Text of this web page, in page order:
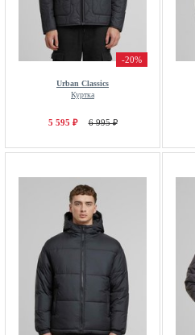
-20%
Urban Classics
Куртка
5 595 ₽ 6 995 ₽